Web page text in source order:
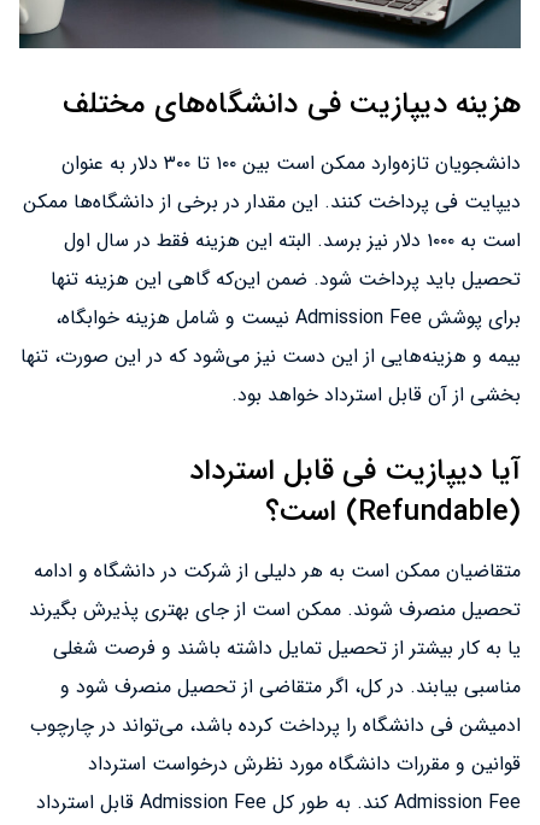
هزینه دیپازیت فی دانشگاه‌های مختلف
دانشجویان تازه‌وارد ممکن است بین ۱۰۰ تا ۳۰۰ دلار به عنوان
دیپایت فی پرداخت کنند. این مقدار در برخی از دانشگاه‌‌ها ممکن
است به ۱۰۰۰ دلار نیز برسد. البته این هزینه فقط در سال اول
تحصیل باید پرداخت شود. ضمن این‌که گاهی این هزینه تنها
برای پوشش Admission Fee نیست و شامل هزینه خوابگاه،
بیمه و هزینه‌هایی از این دست نیز می‌شود که در این صورت، تنها
بخشی از آن قابل استرداد خواهد بود.
آیا دیپازیت فی قابل استرداد
(Refundable) است؟
متقاضیان ممکن است به هر دلیلی از شرکت در دانشگاه و ادامه
تحصیل منصرف شوند. ممکن است از جای بهتری پذیرش بگیرند
یا به کار بیشتر از تحصیل تمایل داشته باشند و فرصت شغلی
مناسبی بیابند. در کل، اگر متقاضی از تحصیل منصرف شود و
ادمیشن فی دانشگاه را پرداخت کرده باشد، می‌تواند در چارچوب
قوانین و مقررات دانشگاه مورد نظرش درخواست استرداد
Admission Fee کند. به طور کل Admission Fee قابل استرداد